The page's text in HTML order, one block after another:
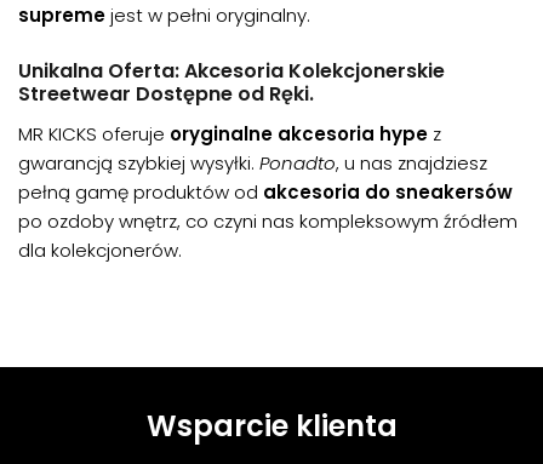
supremejest w pełni oryginalny.
Unikalna Oferta: Akcesoria Kolekcjonerskie
Streetwear Dostępne od Ręki.
MR KICKS oferuje oryginalne akcesoria hype z
gwarancją szybkiej wysyłki. Ponadto, u nas znajdziesz
pełną gamę produktów od akcesoria do sneakersów
po ozdoby wnętrz, co czyni nas kompleksowym źródłem
dla kolekcjonerów.
Wsparcie klienta